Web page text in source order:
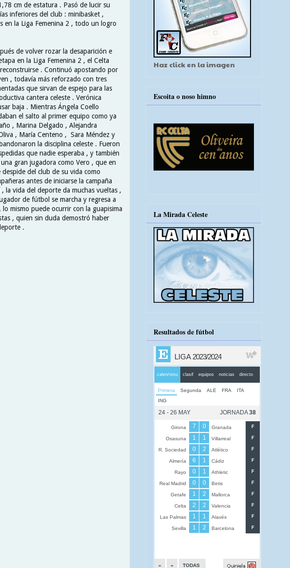
cm de estatura . Pasó de lucir su
inferiores del club : minibasket ,
en la Liga Femenina 2 , todo un logro
de volver rozar la desaparición e
en la Liga Femenina 2 , el Celta
. Continuó apostando por
, todavía más reforzado con tres
que sirvan de espejo para las
cantera celeste . Verónica
baja . Mientras Ángela Coello
el salto al primer equipo como ya
, Marina Delgado , Alejandra
, María Centeno , Sara Méndez y
la disciplina celeste . Fueron
que nadie esperaba , y también
gran jugadora como Vero , que en
del club de su vida como
antes de iniciarse la campaña
la vida del deporte da muchas vueltas ,
de fútbol se marcha y regresa a
mismo puede ocurrir con la guapisima
, quien sin duda demostró haber
.
Haz click en la imagen
Escoita o noso himno
La Mirada Celeste
Resultados de fútbol